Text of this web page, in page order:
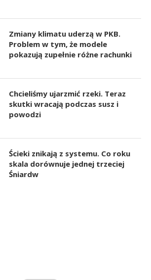
Zmiany klimatu uderzą w PKB.
Problem w tym, że modele
pokazują zupełnie różne rachunki
Chcieliśmy ujarzmić rzeki. Teraz
skutki wracają podczas susz i
powodzi
Ścieki znikają z systemu. Co roku
skala dorównuje jednej trzeciej
Śniardw